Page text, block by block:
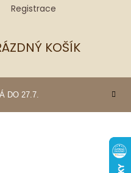
DO 27.7.
Registrace
KOŠÍK